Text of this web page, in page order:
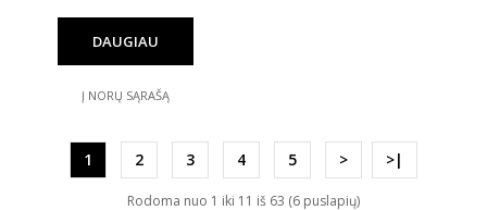
DAUGIAU
Į NORŲ SĄRAŠĄ
1 2 3 4 5 > >|
Rodoma nuo 1 iki 11 iš 63 (6 puslapių)